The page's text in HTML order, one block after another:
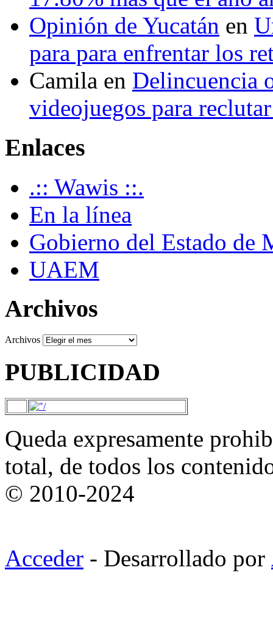
Opinión de Yucatán en
para para enfrentar los
Camila en Delincuencia
videojuegos para
Enlaces
.:: Wawis ::.
En la línea
Gobierno del Estado de
UAEM
Archivos
Archivos
PUBLICIDAD
Queda expresamente
total, de todos los
© 2010-2024
Acceder - Desarrollado por